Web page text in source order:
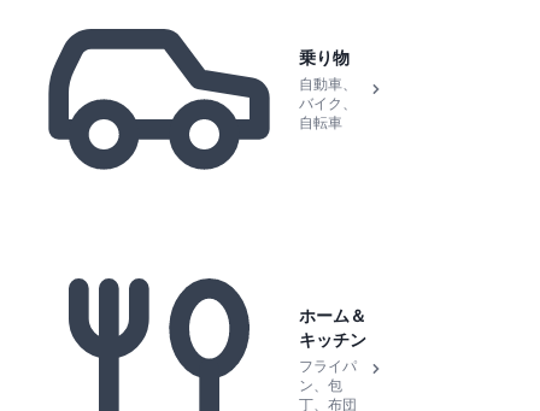
乗り物
自動車、
バイク、
自転車
ホーム＆
キッチン
フライパ
ン、包
丁、布団